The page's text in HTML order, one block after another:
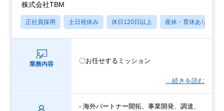
株式会社TBM
正社員採用 土日祝休み 休日120日以上 産休・育休あり
業務内容 〇お任せするミッション
…続きを読む
- 海外パートナー開拓、事業開発、調達、